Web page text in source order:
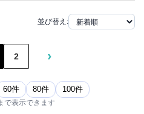
並び替え:
2 ›
60件 80件 100件
で表示できます